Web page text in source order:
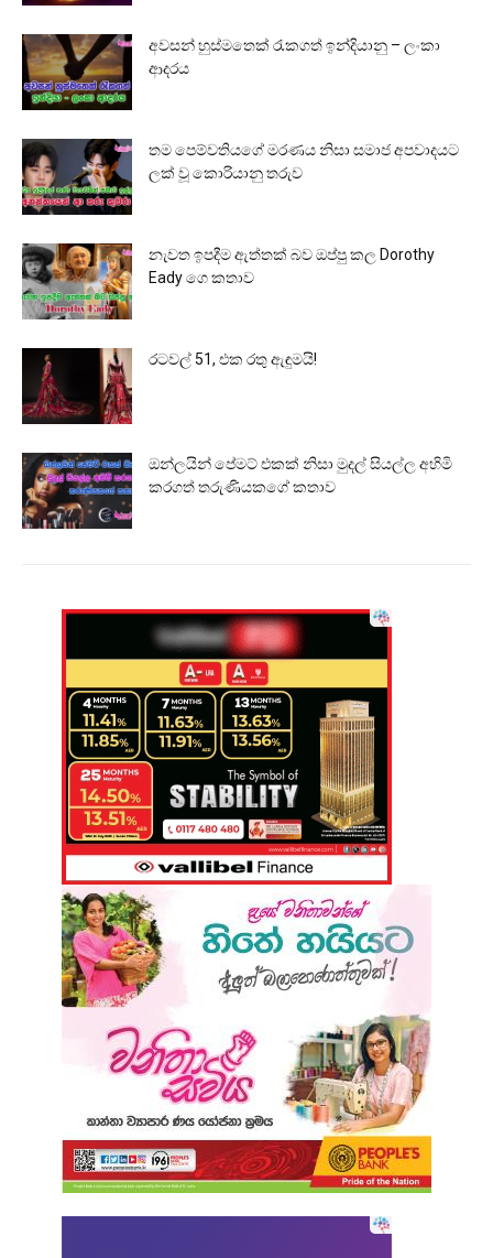
අවසන් හුස්මතෙක් රැකගත් ඉන්දියානු – ලංකා
ආදරය
තම පෙම්වතියගේ මරණය නිසා සමාජ අපවාදයට
ලක් වූ කොරියානු තරුව
නැවත ඉපදීම ඇත්තක් බව ඔප්පු කල Dorothy
Eady ගෙ කතාව
රටවල් 51, එක රතු ඇඳුමයි!
ඔන්ලයින් පේමට් එකක් නිසා මුදල් සියල්ල අහිමි
කරගත් තරුණියකගේ කතාව